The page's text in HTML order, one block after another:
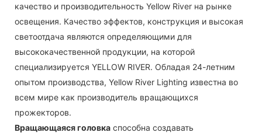
качество и производительность Yellow River на рынке
освещения. Качество эффектов, конструкция и высокая
светоотдача являются определяющими для
высококачественной продукции, на которой
специализируется YELLOW RIVER. Обладая 24-летним
опытом производства, Yellow River Lighting известна во
всем мире как производитель вращающихся
прожекторов.
Вращающаяся головка способна создавать